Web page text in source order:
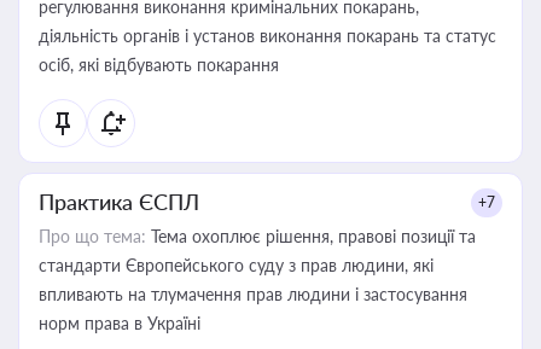
регулювання виконання кримінальних покарань,
діяльність органів і установ виконання покарань та статус
осіб, які відбувають покарання
Практика ЄСПЛ +7
Про що тема: Тема охоплює рішення, правові позиції та
стандарти Європейського суду з прав людини, які
впливають на тлумачення прав людини і застосування
норм права в Україні